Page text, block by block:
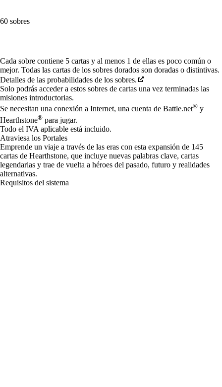
60 sobres
Available actions
Cada sobre contiene 5 cartas y al menos 1 de ellas es poco común o
mejor. Todas las cartas de los sobres dorados son doradas o distintivas.
Detalles de las probabilidades de los sobres.
Solo podrás acceder a estos sobres de cartas una vez terminadas las
misiones introductorias.
Se necesitan una conexión a Internet, una cuenta de Battle.net® y
Hearthstone® para jugar.
Todo el IVA aplicable está incluido.
Atraviesa los Portales
Emprende un viaje a través de las eras con esta expansión de 145
cartas de Hearthstone, que incluye nuevas palabras clave, cartas
legendarias y trae de vuelta a héroes del pasado, futuro y realidades
alternativas.
Requisitos del sistema